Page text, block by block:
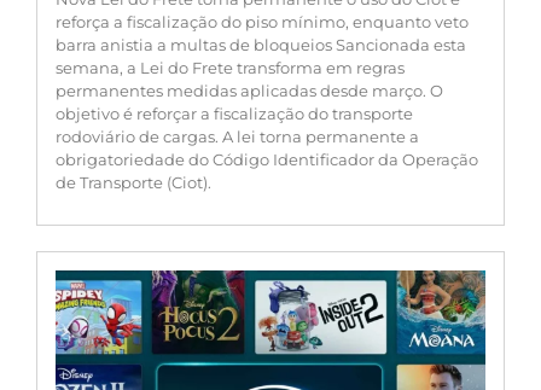
reforça a fiscalização do piso mínimo, enquanto veto
barra anistia a multas de bloqueios Sancionada esta
semana, a Lei do Frete transforma em regras
permanentes medidas aplicadas desde março. O
objetivo é reforçar a fiscalização do transporte
rodoviário de cargas. A lei torna permanente a
obrigatoriedade do Código Identificador da Operação
de Transporte (Ciot).